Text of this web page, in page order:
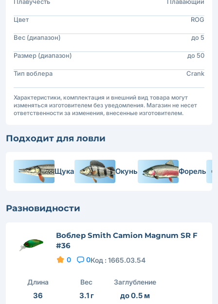
Цвет ROG
Вес (диапазон) до 5
Размер (диапазон) до 50
Тип воблера Crank
Характеристики, комплектация и внешний вид товара могут
изменяться изготовителем без уведомления. Магазин не несет
ответственности за изменения, внесенные изготовителем.
Подходит для ловли
Щука Окунь Форель
Разновидности
Воблер Smith Camion Magnum SR F
#36
0 0Код : 1665.03.54
Длина
36
Вес
3.1 г
Заглубление
до 0.5 м